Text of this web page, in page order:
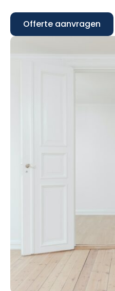
Offerte aanvragen